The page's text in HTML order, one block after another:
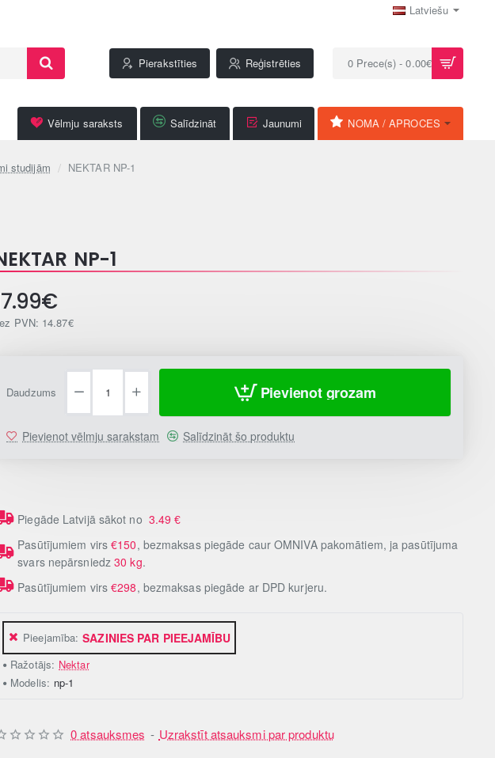
Latviešu
Pierakstīties Reģistrēties 0 Prece(s) - 0.00€
Vēlmju saraksts Salīdzināt Jaunumi NOMA / APROCES
studijām NEKTAR NP-1
NP-1
Pieejamība: SAZINIES PAR PIEEJAMĪBU
Ražotājs: Nektar
Modelis: np-1
0 atsauksmes - Uzrakstīt atsauksmi par produktu
PVN: 14.87€
Daudzums Pievienot grozam
Pievienot vēlmju sarakstam Salīdzināt šo produktu
Piegāde Latvijā sākot no 3.49€
Pasūtījumiem virs€150, bezmaksas piegāde caur OMNIVA pakomātiem, ja pasūtījuma
svars nepārsniedz30 kg.
Pasūtījumiem virs€298, bezmaksas piegāde ar DPD kurjeru.